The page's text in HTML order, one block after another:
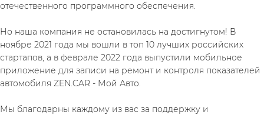
отечественного программного обеспечения.
Но наша компания не остановилась на достигнутом! В
ноябре 2021 года мы вошли в топ 10 лучших российских
стартапов, а в феврале 2022 года выпустили мобильное
приложение для записи на ремонт и контроля показателей
автомобиля ZEN.CAR - Мой Авто.
Мы благодарны каждому из вас за поддержку и